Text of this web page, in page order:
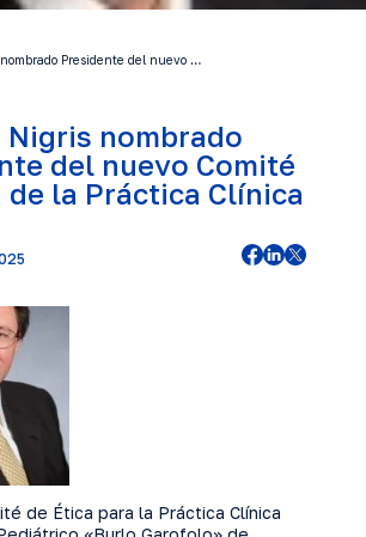
Presidente del nuevo …
Nigris nombrado
del nuevo Comité
de la Práctica Clínica
de Ética para la Práctica Clínica